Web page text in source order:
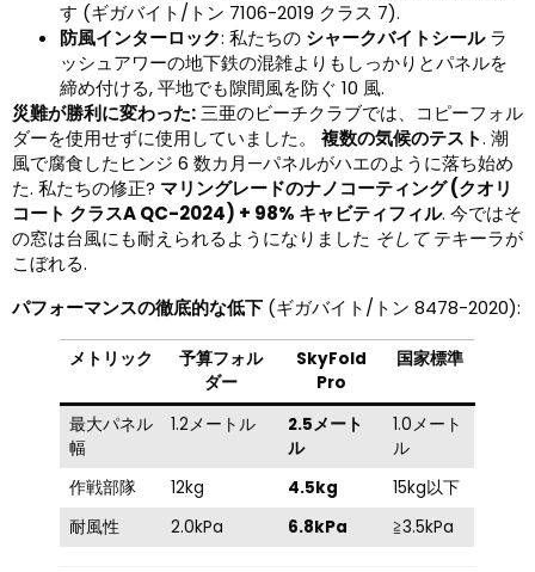
す (ギガバイト/トン 7106-2019 クラス 7).
防風インターロック: 私たちの シャークバイトシールラ
ッシュアワーの地下鉄の混雑よりもしっかりとパネルを
締め付ける, 平地でも隙間風を防ぐ 10 風.
災難が勝利に変わった:三亜のビーチクラブでは、コピーフォル
ダーを使用せずに使用していました。 複数の気候のテスト. 潮
風で腐食したヒンジ 6 数カ月—パネルがハエのように落ち始め
た. 私たちの修正? マリングレードのナノコーティング (クオリ
コート クラスA QC-2024) + 98% キャビティフィル. 今ではそ
の窓は台風にも耐えられるようになりました そしてテキーラが
こぼれる.
パフォーマンスの徹底的な低下 (ギガバイト/トン 8478-2020):
メトリック
予算フォル
ダー
SkyFold
Pro
国家標準
最大パネル
幅
1.2メートル
2.5メート
ル
1.0メート
ル
作戦部隊
12kg 4.5kg
15kg以下
耐風性
2.0kPa 6.8kPa ≧3.5kPa